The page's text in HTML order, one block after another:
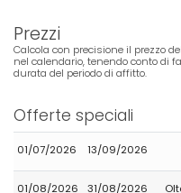
Prezzi
Calcola con precisione il prezzo
nel calendario, tenendo conto di
durata del periodo di affitto.
Offerte speciali
01/07/2026 13/09/2026
01/08/2026 31/08/2026